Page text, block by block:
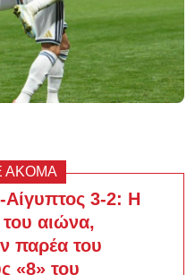
ΑΚΟΜΑ
Αίγυπτος 3-2: Η
αιώνα,
παρέα του
«8» του